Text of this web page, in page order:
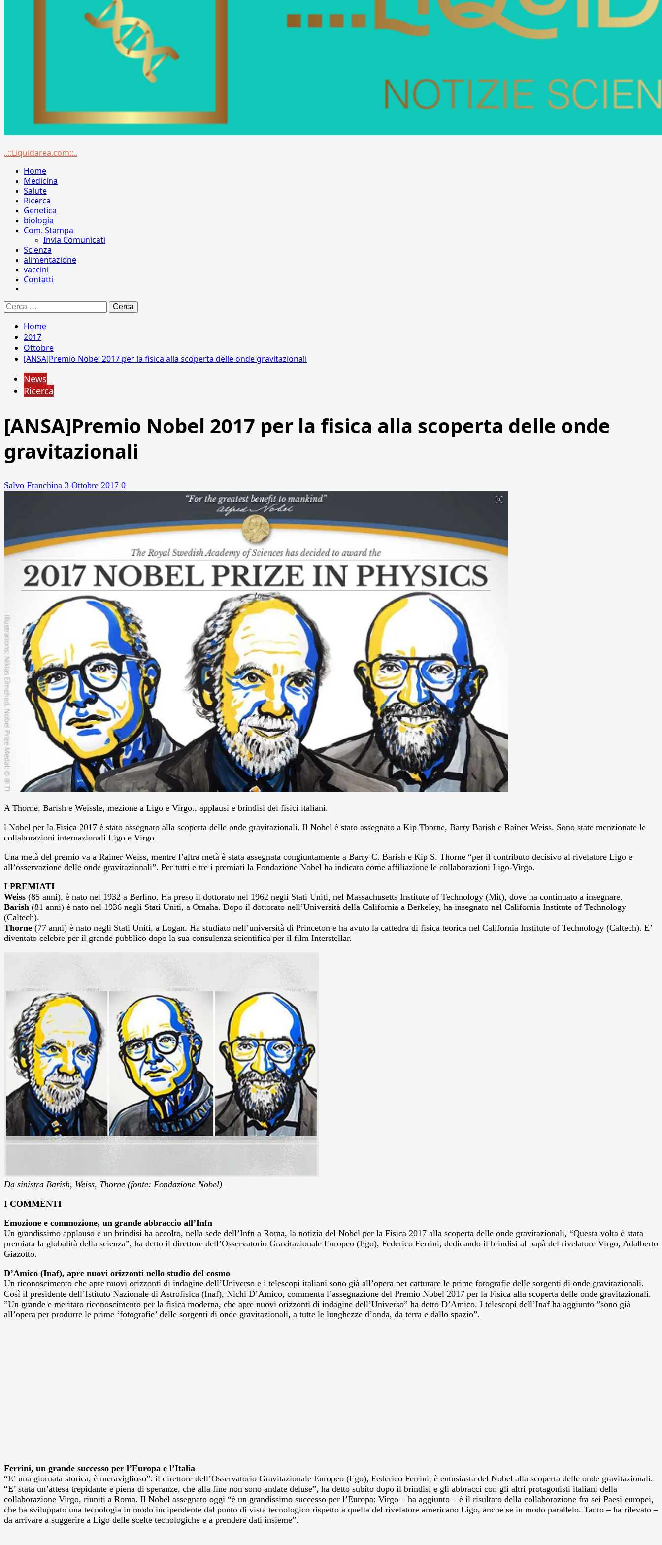
Menu
..::Liquidarea.com::..
Home
Medicina
Salute
Ricerca
Genetica
biologia
Com. Stampa
Invia Comunicati
Scienza
alimentazione
vaccini
Contatti
Ricerca
per:
Home
2017
Ottobre
[ANSA]Premio Nobel 2017 per la fisica alla scoperta delle onde gravitazionali
News
Ricerca
[ANSA]Premio Nobel 2017 per la fisica alla scoperta delle onde
gravitazionali
Salvo Franchina 3 Ottobre 2017 0
A Thorne, Barish e Weissle, mezione a Ligo e Virgo., applausi e brindisi dei fisici italiani.
l Nobel per la Fisica 2017 è stato assegnato alla scoperta delle onde gravitazionali. Il Nobel è stato assegnato a Kip Thorne, Barry Barish e Rainer Weiss. Sono state menzionate le
collaborazioni internazionali Ligo e Virgo.
Una metà del premio va a Rainer Weiss, mentre l’altra metà è stata assegnata congiuntamente a Barry C. Barish e Kip S. Thorne “per il contributo decisivo al rivelatore Ligo e
all’osservazione delle onde gravitazionali”. Per tutti e tre i premiati la Fondazione Nobel ha indicato come affiliazione le collaborazioni Ligo-Virgo.
I PREMIATI
Weiss (85 anni), è nato nel 1932 a Berlino. Ha preso il dottorato nel 1962 negli Stati Uniti, nel Massachusetts Institute of Technology (Mit), dove ha continuato a insegnare.
Barish (81 anni) è nato nel 1936 negli Stati Uniti, a Omaha. Dopo il dottorato nell’Università della California a Berkeley, ha insegnato nel California Institute of Technology
(Caltech).
Thorne (77 anni) è nato negli Stati Uniti, a Logan. Ha studiato nell’università di Princeton e ha avuto la cattedra di fisica teorica nel California Institute of Technology (Caltech). E’
diventato celebre per il grande pubblico dopo la sua consulenza scientifica per il film Interstellar.
Da sinistra Barish, Weiss, Thorne (fonte: Fondazione Nobel)
I COMMENTI
Emozione e commozione, un grande abbraccio all’Infn
Un grandissimo applauso e un brindisi ha accolto, nella sede dell’Infn a Roma, la notizia del Nobel per la Fisica 2017 alla scoperta delle onde gravitazionali, “Questa volta è stata
premiata la globalità della scienza”, ha detto il direttore dell’Osservatorio Gravitazionale Europeo (Ego), Federico Ferrini, dedicando il brindisi al papà del rivelatore Virgo, Adalberto
Giazotto.
D’Amico (Inaf), apre nuovi orizzonti nello studio del cosmo
Un riconoscimento che apre nuovi orizzonti di indagine dell’Universo e i telescopi italiani sono già all’opera per catturare le prime fotografie delle sorgenti di onde gravitazionali.
Così il presidente dell’Istituto Nazionale di Astrofisica (Inaf), Nichi D’Amico, commenta l’assegnazione del Premio Nobel 2017 per la Fisica alla scoperta delle onde gravitazionali.
”Un grande e meritato riconoscimento per la fisica moderna, che apre nuovi orizzonti di indagine dell’Universo” ha detto D’Amico. I telescopi dell’Inaf ha aggiunto ”sono già
all’opera per produrre le prime ‘fotografie’ delle sorgenti di onde gravitazionali, a tutte le lunghezze d’onda, da terra e dallo spazio”.
Ferrini, un grande successo per l’Europa e l’Italia
“E’ una giornata storica, è meraviglioso”: il direttore dell’Osservatorio Gravitazionale Europeo (Ego), Federico Ferrini, è entusiasta del Nobel alla scoperta delle onde gravitazionali.
“E’ stata un’attesa trepidante e piena di speranze, che alla fine non sono andate deluse”, ha detto subito dopo il brindisi e gli abbracci con gli altri protagonisti italiani della
collaborazione Virgo, riuniti a Roma. Il Nobel assegnato oggi “è un grandissimo successo per l’Europa: Virgo – ha aggiunto – è il risultato della collaborazione fra sei Paesi europei,
che ha sviluppato una tecnologia in modo indipendente dal punto di vista tecnologico rispetto a quella del rivelatore americano Ligo, anche se in modo parallelo. Tanto – ha rilevato –
da arrivare a suggerire a Ligo delle scelte tecnologiche e a prendere dati insieme”.